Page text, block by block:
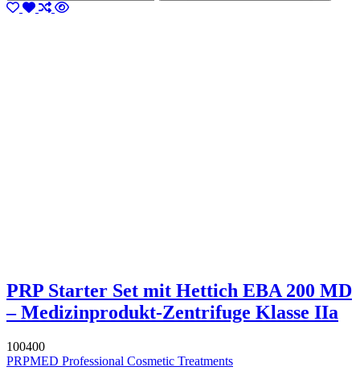
PRP Starter Set mit Hettich EBA 200 MD
– Medizinprodukt-Zentrifuge Klasse IIa
100400
PRPMED Professional Cosmetic Treatments